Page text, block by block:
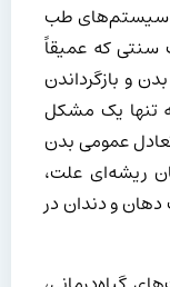
سیستم‌های طب
که عمیقاً
و بازگرداندن
تنها یک مشکل
عمومی بدن
ریشه‌ای علت،
و دندان در